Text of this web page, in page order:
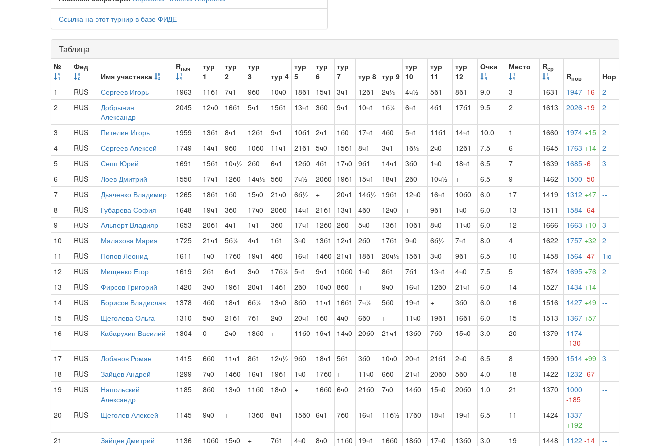
Ссылка на этот турнир в базе ФИДЕ
Таблица
№
Фед
Имя участника
Rнач
тур
1
тур
2
тур
3
тур 4
тур
5
тур
6
тур
7
тур 8 тур 9
тур
10
тур
11
тур
12
Очки Место Rср
Rнов
Нор
1
RUS Сергеев Игорь 1963 11б1 7ч1 9б0 10ч0 18б1 15ч1 3ч1 12б1 2ч½ 4ч½ 5б1 8б1 9.0 3 1631 1947 -16
2
2
RUS
Добрынин
Александр
2045 12ч0 16б1 5ч1 15б1 13ч1 3б0 9ч1 10ч1 1б½ 6ч1 4б1 17б1 9.5 2 1613 2026 -19 2
3 RUS Пителин Игорь 1959 13б1 8ч1 12б1 9ч1 10б1 2ч1 1б0 17ч1 4б0 5ч1 11б1 14ч1 10.0 1 1660 1974 +15
2
4
RUS Сергеев Алексей 1749 14ч1 9б0 10б0 11ч1 21б1 5ч0 15б1 8ч1 3ч1 1б½ 2ч0 12б1 7.5 6 1645 1763 +14 2
5
RUS Сепп Юрий 1691 15б1 10ч½ 2б0 6ч1 12б0 4б1 17ч0 9б1 14ч1 3б0 1ч0 18ч1 6.5 7 1639 1685 -6
3
6
RUS Лоев Дмитрий 1550 17ч1 12б0 14ч½ 5б0 7ч½ 20б0 19б1 15ч1 18ч1 2б0 10ч½ + 6.5 9 1462 1500 -50
--
7
RUS Дьяченко Владимир 1265 18б1 1б0 15ч0 21ч0 6б½ + 20ч1 14б½ 19б1 12ч0 16ч1 10б0 6.0 17 1419 1312 +47 --
8
RUS Губарева София 1648 19ч1 3б0 17ч0 20б0 14ч1 21б1 13ч1 4б0 12ч0 + 9б1 1ч0 6.0 13 1511 1584 -64
--
9
RUS Альперт Владияр 1653 20б1 4ч1 1ч1 3б0 17ч1 12б0 2б0 5ч0 13б1 10б1 8ч0 11ч0 6.0 12 1666 1663 +10
3
10
RUS Малахова Мария 1725 21ч1 5б½ 4ч1 1б1 3ч0 13б1 12ч1 2б0 17б1 9ч0 6б½ 7ч1 8.0 4 1622 1757 +32
2
11
RUS Попов Леонид 1611 1ч0 17б0 19ч1 4б0 16ч1 14б0 21ч1 18б1 20ч½ 15б1 3ч0 9б1 6.5 10 1458 1564 -47
1ю
12
RUS Мищенко Егор 1619 2б1 6ч1 3ч0 17б½ 5ч1 9ч1 10б0 1ч0 8б1 7б1 13ч1 4ч0 7.5 5 1674 1695 +76
2
13
RUS Фирсов Григорий 1420 3ч0 19б1 20ч1 14б1 2б0 10ч0 8б0 + 9ч0 16ч1 12б0 21ч1 6.0 14 1527 1434 +14 --
14
RUS Борисов Владислав 1378 4б0 18ч1 6б½ 13ч0 8б0 11ч1 16б1 7ч½ 5б0 19ч1 + 3б0 6.0 16 1516 1427 +49
--
15
RUS Щеголева Ольга 1310 5ч0 21б1 7б1 2ч0 20ч1 1б0 4ч0 6б0 + 11ч0 19б1 16б1 6.0 15 1513 1367 +57 --
16
RUS Кабарухин Василий 1304 0 2ч0 18б0 + 11б0 19ч1 14ч0 20б0 21ч1 13б0 7б0 15ч0 3.0 20 1379
1174
-130
--
17 RUS Лобанов Роман 1415 6б0 11ч1 8б1 12ч½ 9б0 18ч1 5б1 3б0 10ч0 20ч1 21б1 2ч0 6.5 8 1590 1514 +99
3
18
RUS Зайцев Андрей 1299 7ч0 14б0 16ч1 19б1 1ч0 17б0 + 11ч0 6б0 21ч1 20б0 5б0 4.0 18 1422 1232 -67
--
19
RUS
Напольский
Александр
1185 8б0 13ч0 11б0 18ч0 + 16б0 6ч0 21б0 7ч0 14б0 15ч0 20б0 1.0 21 1370
1000
-185
--
20 RUS Щеголев Алексей 1145 9ч0 + 13б0 8ч1 15б0 6ч1 7б0 16ч1 11б½ 17б0 18ч1 19ч1 6.5 11 1424
1337
+192
--
21 Зайцев Дмитрий 1136 10б0 15ч0 + 7б1 4ч0 8ч0 11б0 19ч1 16б0 18б0 17ч0 13б0 3.0 19 1448 1122 -14 --